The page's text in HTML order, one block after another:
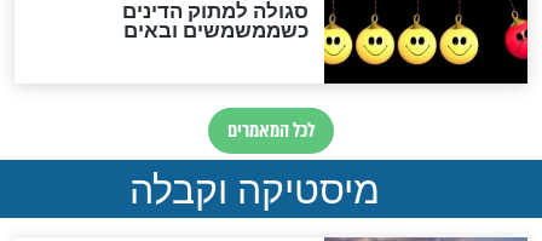
מה יהיה בימות המשיח?